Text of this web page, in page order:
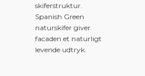
skiferstruktur.
Spanish Green
naturskifer giver
facaden et naturligt
levende udtryk.